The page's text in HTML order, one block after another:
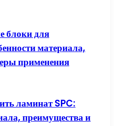
блоки для
материала,
применения
ламинат SPC:
преимущества и